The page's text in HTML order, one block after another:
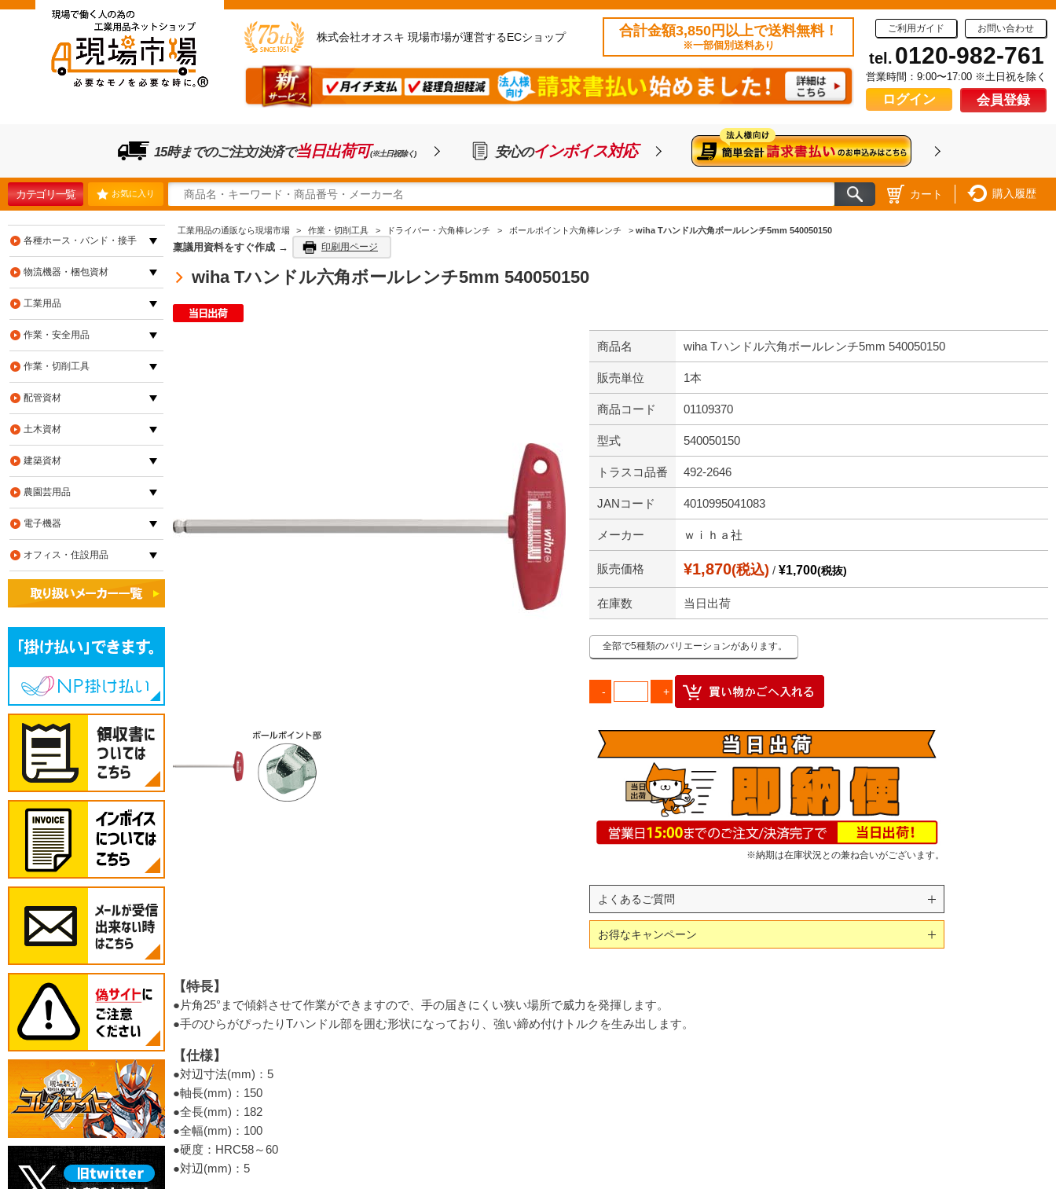
株式会社オオスキ 現場市場が運営するECショップ 合計金額3,850円以上で送料無料！
※一部個別送料あり
ご利用ガイド お問い合わせ
tel. 0120-982-761
営業時間：9:00〜17:00 ※土日祝を除く
ログイン 会員登録
15時までのご注文/決済で当日出荷可(※土日祝除く) 安心のインボイス対応
カテゴリ一覧 お気に入り カート 購入履歴
工業用品の通販なら現場市場 > 作業・切削工具 > ドライバー・六角棒レンチ > ボールポイント六角棒レンチ > wiha Tハンドル六角ボールレンチ5mm 540050150
稟議用資料をすぐ作成 → 印刷用ページ
wiha Tハンドル六角ボールレンチ5mm 540050150
商品名 wiha Tハンドル六角ボールレンチ5mm 540050150
販売単位 1本
商品コード 01109370
型式 540050150
トラスコ品番 492-2646
JANコード 4010995041083
メーカー ｗｉｈａ社
販売価格 ¥1,870(税込) / ¥1,700(税抜)
在庫数 当日出荷
全部で5種類のバリエーションがあります。
※納期は在庫状況との兼ね合いがございます。
よくあるご質問
お得なキャンペーン
【特長】
●片角25°まで傾斜させて作業ができますので、手の届きにくい狭い場所で威力を発揮します。
●手のひらがぴったりTハンドル部を囲む形状になっており、強い締め付けトルクを生み出します。
【仕様】
●対辺寸法(mm)：5
●軸長(mm)：150
●全長(mm)：182
●全幅(mm)：100
●硬度：HRC58～60
●対辺(mm)：5
各種ホース・バンド・接手
物流機器・梱包資材
工業用品
作業・安全用品
作業・切削工具
配管資材
土木資材
建築資材
農園芸用品
電子機器
オフィス・住設用品